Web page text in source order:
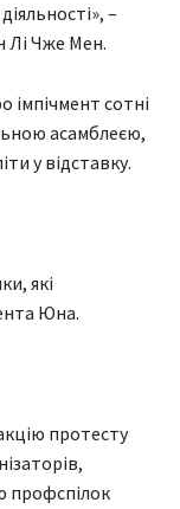
–
Лі Чже Мен.
імпічмент сотні
асамблеєю,
у відставку.
які
Юна.
протесту
профспілок